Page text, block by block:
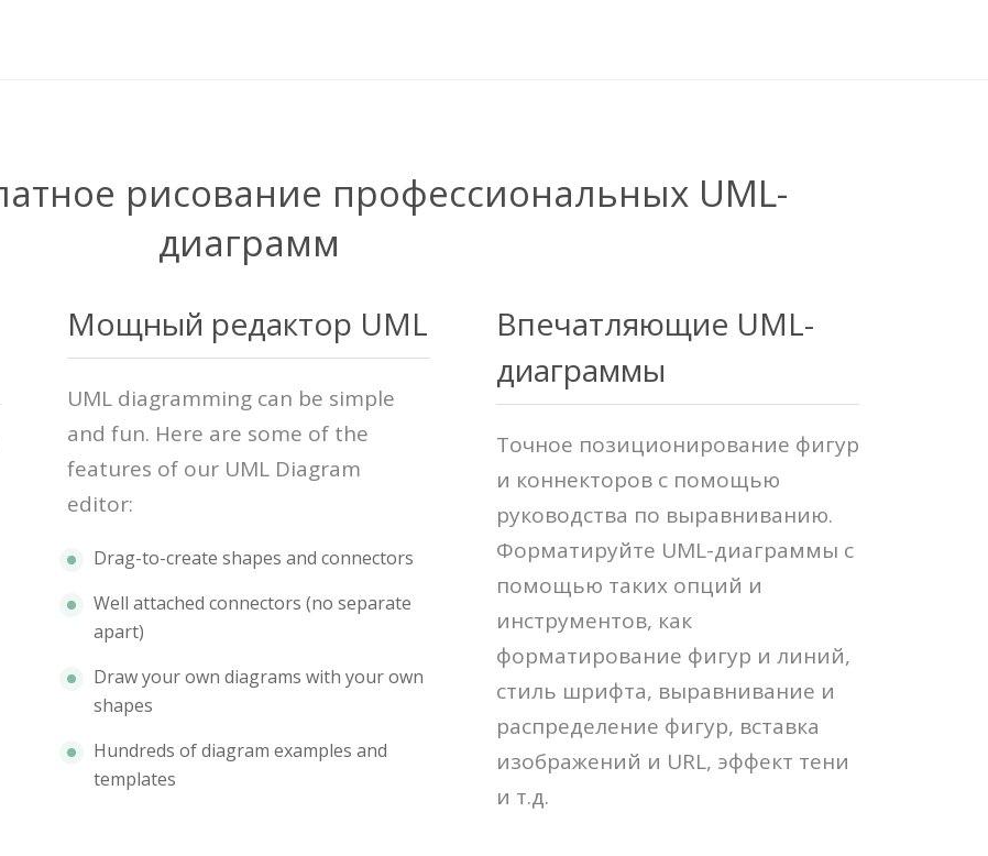
рисование профессиональных UML-
диаграмм
Мощный редактор UML
UML diagramming can be simple
and fun. Here are some of the
features of our UML Diagram
editor:
Drag-to-create shapes and connectors
Well attached connectors (no separate
apart)
Draw your own diagrams with your own
shapes
Hundreds of diagram examples and
templates
Впечатляющие UML-
диаграммы
Точное позиционирование фигур
и коннекторов с помощью
руководства по выравниванию.
Форматируйте UML-диаграммы с
помощью таких опций и
инструментов, как
форматирование фигур и линий,
стиль шрифта, выравнивание и
распределение фигур, вставка
изображений и URL, эффект тени
и т.д.